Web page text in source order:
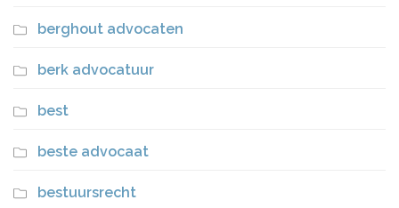
berghout advocaten
berk advocatuur
best
beste advocaat
bestuursrecht